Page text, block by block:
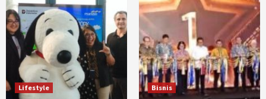
Lifestyle Bisnis